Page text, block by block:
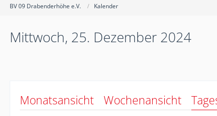
BV 09 Drabenderhöhe e.V. Kalender
Mittwoch, 25. Dezember 2024
Monatsansicht Wochenansicht